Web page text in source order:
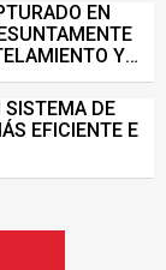
EN
Y
DEL
MASIVO DE
EFICIENTE E